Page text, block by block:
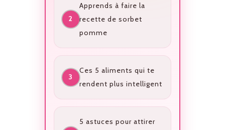
Apprends à faire la
recette de sorbet
pomme
Ces 5 aliments qui te
rendent plus intelligent
5 astuces pour attirer